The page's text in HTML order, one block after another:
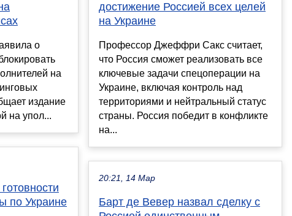
о
на
издание
на упол...
по Украине
достижение Россией всех целей
на Украине
Профессор Джеффри Сакс считает,
что Россия сможет реализовать все
ключевые задачи спецоперации на
Украине, включая контроль над
территориями и нейтральный статус
страны. Россия победит в конфликте
на...
20:21, 14 Мар
Барт де Вевер назвал сделку с